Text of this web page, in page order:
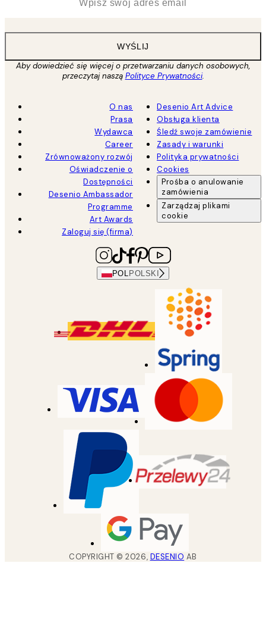
WYŚLIJ
Aby dowiedzieć się więcej o przetwarzaniu danych osobowych,
przeczytaj naszą Polityce Prywatności.
O nas
Prasa
Wydawca
Career
Zrównoważony rozwój
Oświadczenie o
Dostępności
Desenio Ambassador
Programme
Art Awards
Zaloguj się (firma)
Desenio Art Advice
Obsługa klienta
Śledź swoje zamówienie
Zasady i warunki
Polityka prywatności
Cookies
Prośba o anulowanie
zamówienia
Zarządzaj plikami
cookie
POL POLSKI
COPYRIGHT ©2026, DESENIO AB